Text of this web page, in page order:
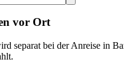
vor Ort
separat bei der Anreise in